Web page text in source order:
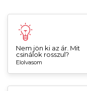
Nem jön ki az ár. Mit
csinálok rosszul?
Elolvasom